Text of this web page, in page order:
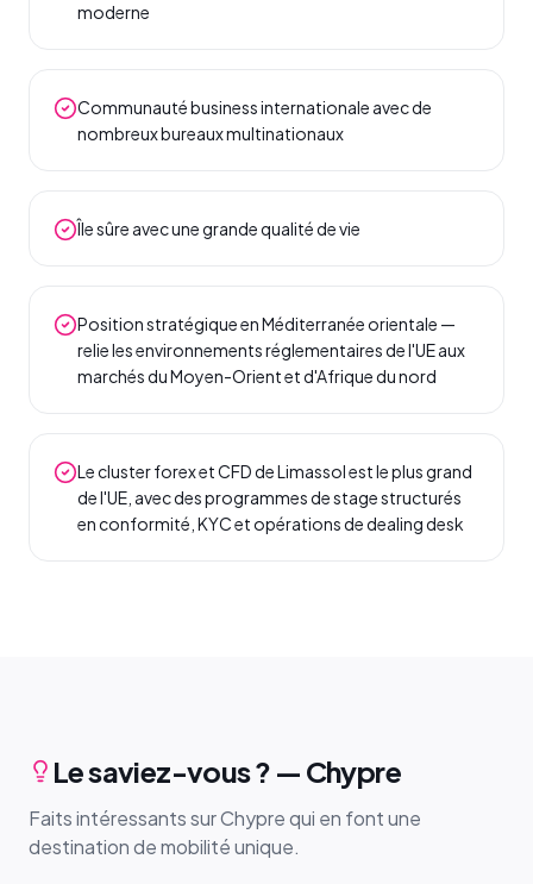
moderne
Communauté business internationale avec de
nombreux bureaux multinationaux
Île sûre avec une grande qualité de vie
Position stratégique en Méditerranée orientale —
relie les environnements réglementaires de l'UE aux
marchés du Moyen-Orient et d'Afrique du nord
Le cluster forex et CFD de Limassol est le plus grand
de l'UE, avec des programmes de stage structurés
en conformité, KYC et opérations de dealing desk
Le saviez-vous ? — Chypre
Faits intéressants sur Chypre qui en font une
destination de mobilité unique.